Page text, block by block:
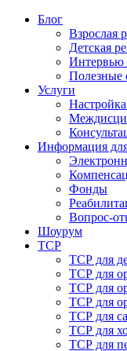
Блог
Взрослая
Детская
Интервью
Полезные
Услуги
Информация
Фонды
Вопрос-
Шоурум
ТСР
ТСР для
ТСР для
ТСР для
ТСР для
ТСР для
ТСР для
ТСР для